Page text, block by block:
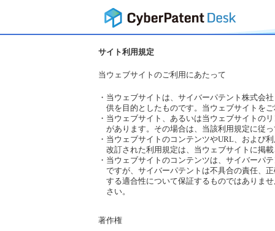
サイト利用規定
当ウェブサイトのご利用にあたって
・ 当ウェブサイトは、サイバーパテント株式会
供を目的としたものです。当ウェブサイトを
・ 当ウェブサイト、あるいは当ウェブサイトの
があります。その場合は、当該利用規定に従
・ 当ウェブサイトのコンテンツやURL、および
改訂された利用規定は、当ウェブサイトに掲
・ 当ウェブサイトのコンテンツは、サイバーパ
ですが、サイバーパテントは不具合の責任、
する適合性について保証するものではありま
さい。
著作権